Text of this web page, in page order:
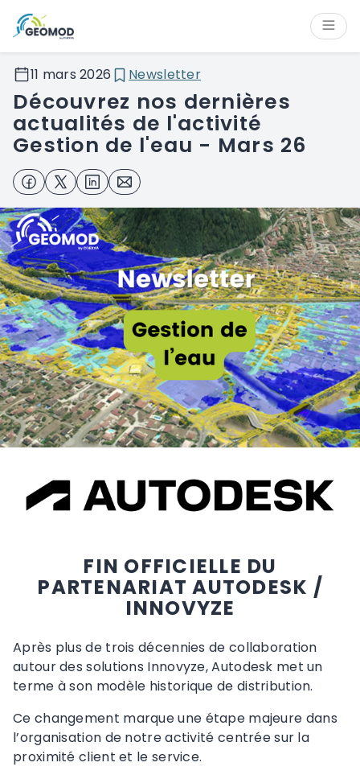
Contenu
Navigation
Navigation latérale
Pied de page
Découvrez nos dernières
actualités de l'activité
Gestion de l'eau - Mars 26
11 mars 2026 Newsletter
FIN OFFICIELLE DU
PARTENARIAT AUTODESK /
INNOVYZE
Après plus de trois décennies de collaboration
autour des solutions Innovyze, Autodesk met un
terme à son modèle historique de distribution.
Ce changement marque une étape majeure dans
l’organisation de notre activité centrée sur la
proximité client et le service.
Panneau de gestion des cookies